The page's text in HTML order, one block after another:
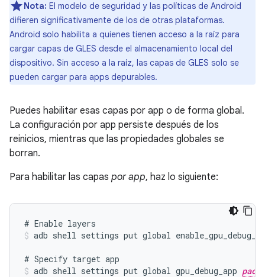
Nota: El modelo de seguridad y las políticas de Android
difieren significativamente de los de otras plataformas.
Android solo habilita a quienes tienen acceso a la raíz para
cargar capas de GLES desde el almacenamiento local del
dispositivo. Sin acceso a la raíz, las capas de GLES solo se
pueden cargar para apps depurables.
Puedes habilitar esas capas por app o de forma global.
La configuración por app persiste después de los
reinicios, mientras que las propiedades globales se
borran.
Para habilitar las capas por app, haz lo siguiente:
# Enable layers
adb shell settings put global
# Specify target app
adb shell settings put global gpu_debug_app